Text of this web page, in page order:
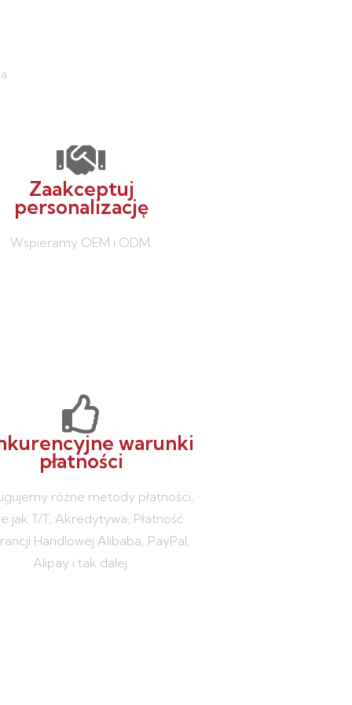
Zaakceptuj
personalizację
Wspieramy OEM i ODM.
warunki
płatności
różne metody płatności,
jak T/T, Akredytywa, Płatność
Handlowej Alibaba, PayPal,
Alipay i tak dalej.